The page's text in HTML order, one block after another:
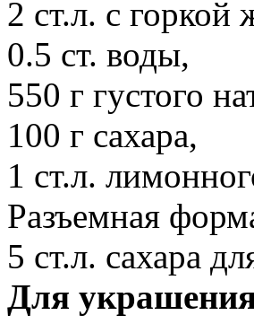
2 ст.л. с горкой
0.5 ст. воды,
550 г густого
100 г сахара,
1 ст.л.
Разъемная
5 ст.л. сахара
Для